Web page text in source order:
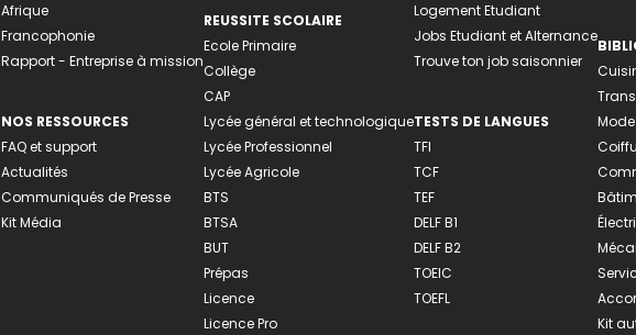
Afrique
Francophonie
Rapport - Entreprise à mission
NOS RESSOURCES
FAQ et support
Actualités
Communiqués de Presse
Kit Média
REUSSITE SCOLAIRE
Ecole Primaire
Collège
CAP
Lycée général et technologique
Lycée Professionnel
Lycée Agricole
BTS
BTSA
BUT
Prépas
Licence
Licence Pro
Logement Etudiant
Jobs Etudiant et Alternance
Trouve ton job saisonnier
TESTS DE LANGUES
TFI
TCF
TEF
DELF B1
DELF B2
TOEIC
TOEFL
Kit